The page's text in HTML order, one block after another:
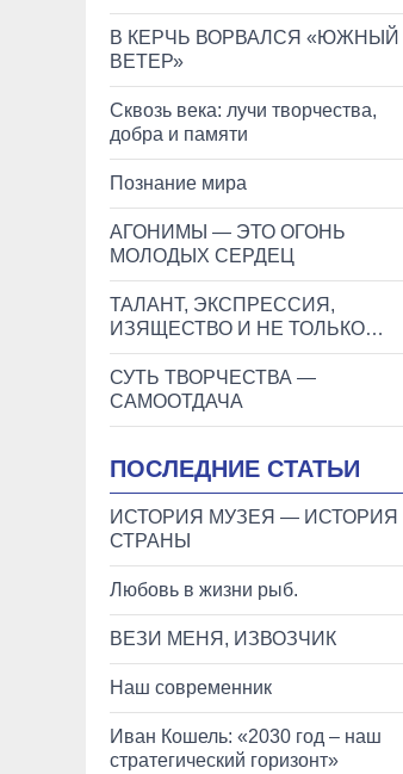
В КЕРЧЬ ВОРВАЛСЯ «ЮЖНЫЙ
ВЕТЕР»
Сквозь века: лучи творчества,
добра и памяти
Познание мира
АГОНИМЫ — ЭТО ОГОНЬ
МОЛОДЫХ СЕРДЕЦ
ТАЛАНТ, ЭКСПРЕССИЯ,
ИЗЯЩЕСТВО И НЕ ТОЛЬКО…
СУТЬ ТВОРЧЕСТВА —
САМООТДАЧА
ПОСЛЕДНИЕ СТАТЬИ
ИСТОРИЯ МУЗЕЯ — ИСТОРИЯ
СТРАНЫ
Любовь в жизни рыб.
ВЕЗИ МЕНЯ, ИЗВОЗЧИК
Наш современник
Иван Кошель: «2030 год – наш
стратегический горизонт»